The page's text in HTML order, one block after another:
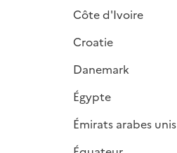
Côte d'Ivoire
Croatie
Danemark
Égypte
Émirats arabes unis